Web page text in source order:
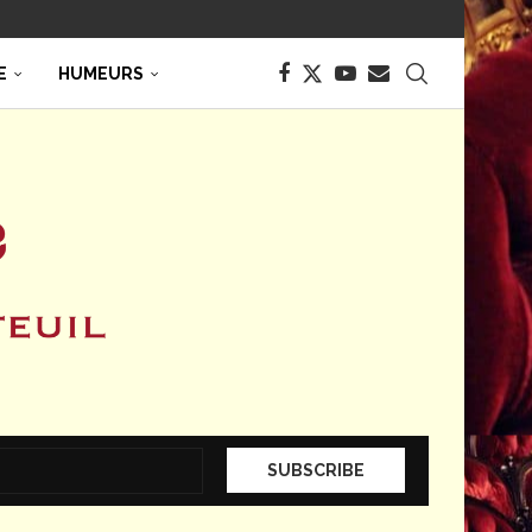
HUMEURS